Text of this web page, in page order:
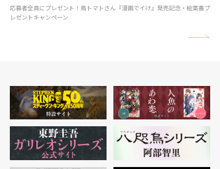
応募者全員にプレゼント！鳥トマトさん『漫画でイけ』発売記念・絵葉書プ
レゼントキャンペーン